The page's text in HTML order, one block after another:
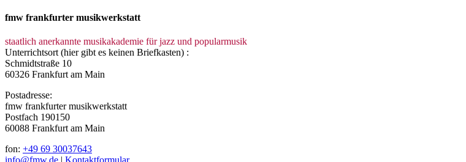
fmw frankfurter musikwerkstatt
staatlich anerkannte musikakademie für jazz und popularmusik
Unterrichtsort (hier gibt es keinen Briefkasten) :
Schmidtstraße 10
60326 Frankfurt am Main
Postadresse:
fmw frankfurter musikwerkstatt
Postfach 190150
60088 Frankfurt am Main
fon: +49 69 30037643
info@fmw.de | Kontaktformular